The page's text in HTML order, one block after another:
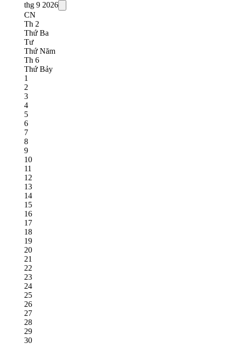
thg 9 2026
CN
Th 2
Thứ Ba
Tư
Thứ Năm
Th 6
Thứ Bảy
1
2
3
4
5
6
7
8
9
10
11
12
13
14
15
16
17
18
19
20
21
22
23
24
25
26
27
28
29
30